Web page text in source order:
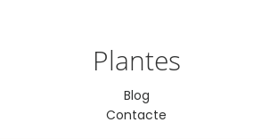
Plantes
Blog
Contacte